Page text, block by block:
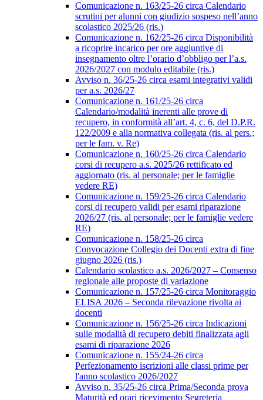
Comunicazione n. 163/25-26 circa Calendario
scrutini per alunni con giudizio sospeso nell’anno
scolastico 2025/26 (ris.)
Comunicazione n. 162/25-26 circa Disponibilità
a ricoprire incarico per ore aggiuntive di
insegnamento oltre l’orario d’obbligo per l’a.s.
2026/2027 con modulo editabile (ris.)
Avviso n. 36/25-26 circa esami integrativi validi
per a.s. 2026/27
Comunicazione n. 161/25-26 circa
Calendario/modalità inerenti alle prove di
recupero, in conformità all’art. 4, c. 6, del D.P.R.
122/2009 e alla normativa collegata (ris. al pers.;
per le fam. v. Re)
Comunicazione n. 160/25-26 circa Calendario
corsi di recupero a.s. 2025/26 rettificato ed
aggiornato (ris. al personale; per le famiglie
vedere RE)
Comunicazione n. 159/25-26 circa Calendario
corsi di recupero validi per esami riparazione
2026/27 (ris. al personale; per le famiglie vedere
RE)
Comunicazione n. 158/25-26 circa
Convocazione Collegio dei Docenti extra di fine
giugno 2026 (ris.)
Calendario scolastico a.s. 2026/2027 – Consenso
regionale alle proposte di variazione
Comunicazione n. 157/25-26 circa Monitoraggio
ELISA 2026 – Seconda rilevazione rivolta ai
docenti
Comunicazione n. 156/25-26 circa Indicazioni
sulle modalità di recupero debiti finalizzata agli
esami di riparazione 2026
Comunicazione n. 155/24-26 circa
Perfezionamento iscrizioni alle classi prime per
l'anno scolastico 2026/2027
Avviso n. 35/25-26 circa Prima/Seconda prova
Maturità ed orari ricevimento Segreteria